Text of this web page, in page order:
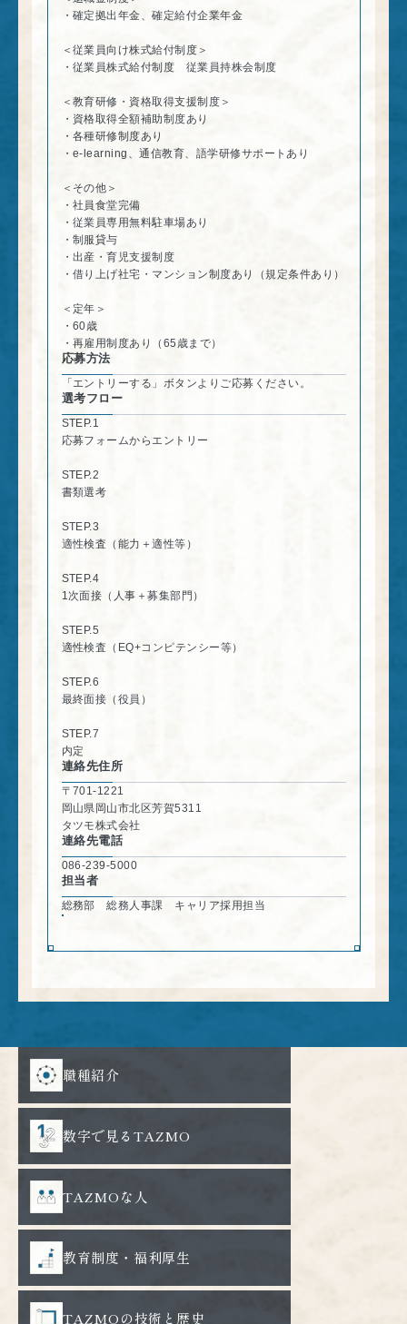
・確定拠出年金、確定給付企業年金
＜従業員向け株式給付制度＞
・従業員株式給付制度 従業員持株会制度
＜教育研修・資格取得支援制度＞
・資格取得全額補助制度あり
・各種研修制度あり
・e-learning、通信教育、語学研修サポートあり
＜その他＞
・社員食堂完備
・従業員専用無料駐車場あり
・制服貸与
・出産・育児支援制度
・借り上げ社宅・マンション制度あり（規定条件あり）
＜定年＞
・60歳
・再雇用制度あり（65歳まで）
応募方法
「エントリーする」ボタンよりご応募ください。
選考フロー
STEP.1
応募フォームからエントリー
STEP.2
書類選考
STEP.3
適性検査（能力＋適性等）
STEP.4
1次面接（人事＋募集部門）
STEP.5
適性検査（EQ+コンピテンシー等）
STEP.6
最終面接（役員）
STEP.7
内定
連絡先住所
〒701-1221
岡山県岡山市北区芳賀5311
タツモ株式会社
連絡先電話
086-239-5000
担当者
総務部 総務人事課 キャリア採用担当
職種紹介
数字で見るTAZMO
TAZMOな人
教育制度・福利厚生
TAZMOの技術と歴史